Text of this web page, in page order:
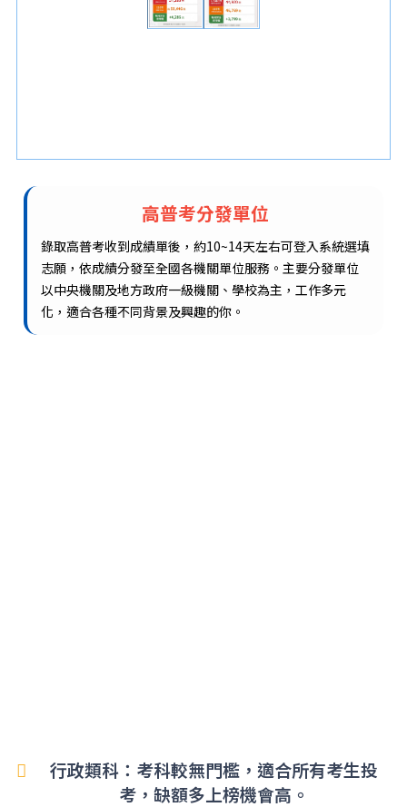
高普考分發單位
錄取高普考收到成績單後，約10~14天左右可登入系統選填
志願，依成績分發至全國各機關單位服務。主要分發單位
以中央機關及地方政府一級機關、學校為主，工作多元
化，適合各種不同背景及興趣的你。
行政類科：考科較無門檻，適合所有考生投
考，缺額多上榜機會高。